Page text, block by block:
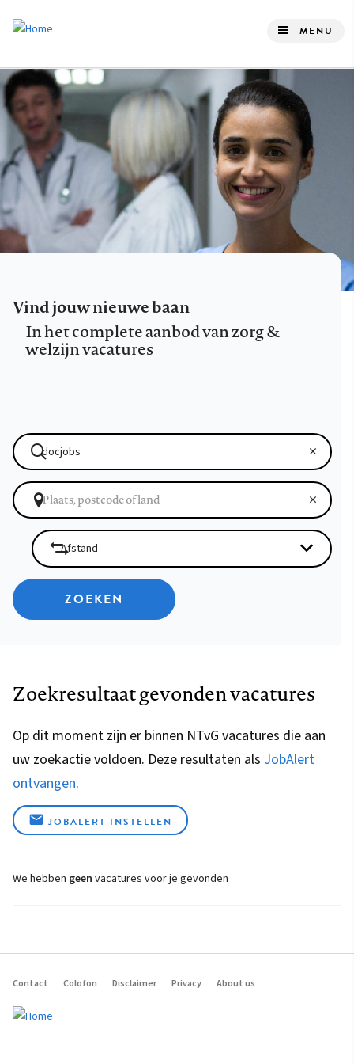
de
inhoud
gaan
MENU
Vind jouw nieuwe baan
In het complete aanbod van zorg &
welzijn vacatures
ZOEKEN
Zoekresultaat gevonden vacatures
Op dit moment zijn er binnen NTvG vacatures die aan
uw zoekactie voldoen. Deze resultaten als JobAlert
ontvangen.
JOBALERT INSTELLEN
We hebben geen vacatures voor je gevonden
Footer
navigation
Contact Colofon Disclaimer Privacy About us